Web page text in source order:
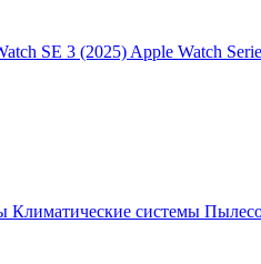
SE 3 (2025) Apple Watch
Климатические системы